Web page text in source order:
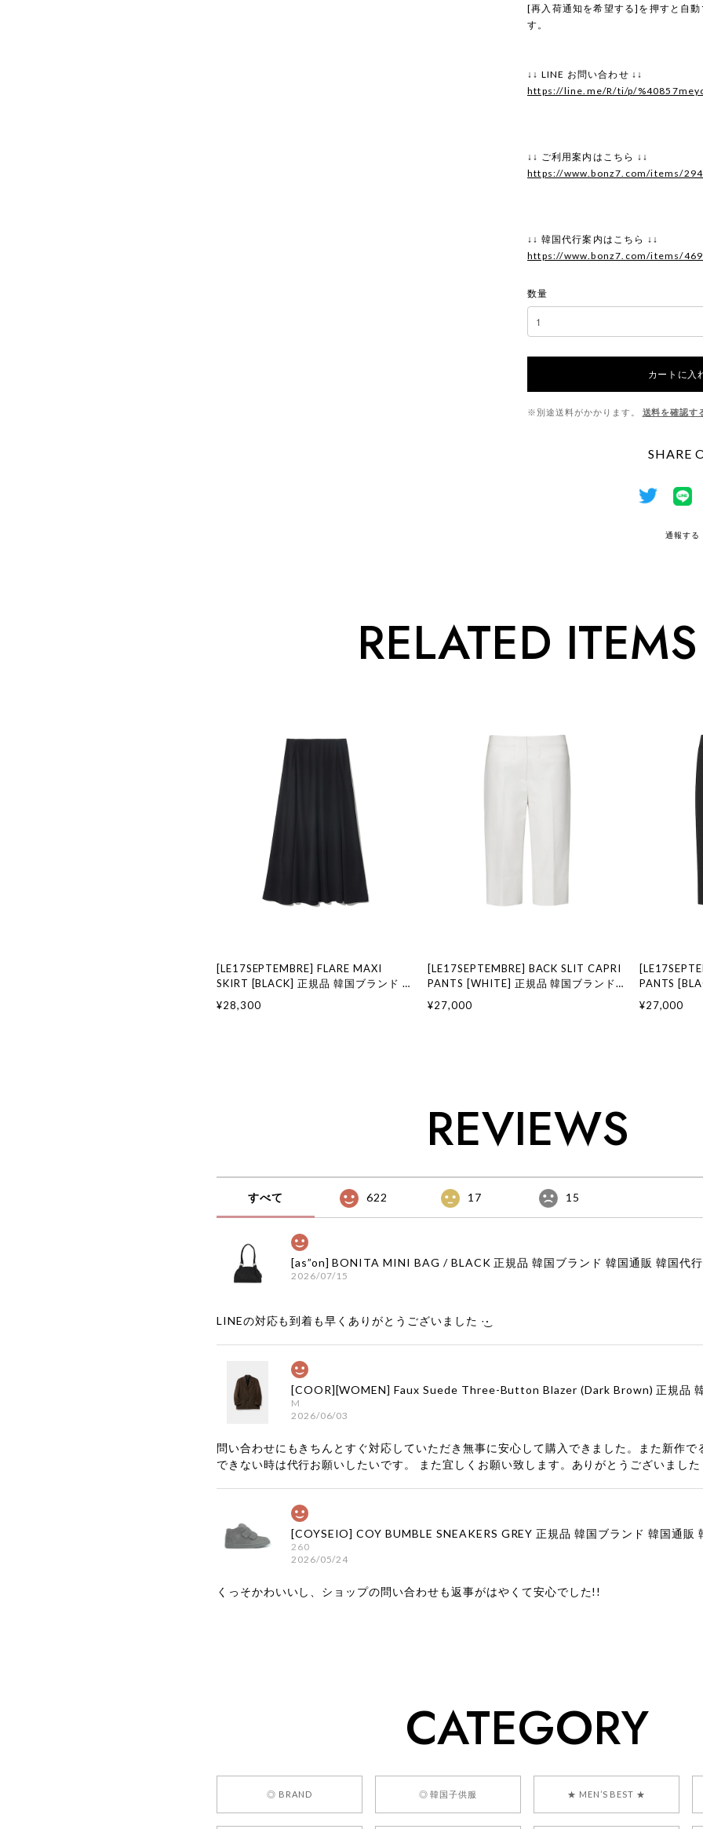
[再入荷通知を希望する]を押すと自
す。
↓↓ LINE お問い合わせ ↓↓
https://line.me/R/ti/p/
↓↓ ご利用案内はこちら ↓↓
https://www.bonz7.com/items/
↓↓ 韓国代行案内はこちら ↓↓
https://www.bonz7.com/items/
数量
カートに入
※別途送料がかかります。 送料を確認す
SHARE
通報する
RELATED ITEMS
[LE17SEPTEMBRE] FLARE MAXI
SKIRT [BLACK] 正規品 韓国ブランド 韓
17 SEPTEMBRE ル 17 セプテンバー le
¥28,300
[LE17SEPTEMBRE] BACK SLIT CAPRI
PANTS [WHITE] 正規品 韓国ブランド
17 SEPTEMBRE ル 17 セプテンバー le
¥27,000
PANTS
17
¥27,000
REVIEWS
すべて 622 17 15
2026/07/15
LINEの対応も到着も早くありがとうございました‪ ·͜·
M
2026/06/03
問い合わせにもきちんとすぐ対応していただき無事に安心して購入できました。また新作で
できない時は代行お願いしたいです。 また宜しくお願い致します。ありがとうございました
260
2026/05/24
くっそかわいいし、ショップの問い合わせも返事がはやくて安心でした!!
2026/05/24
CATEGORY
◎ BRAND ◎ 韓国子供服 ★ MEN’S BEST ★